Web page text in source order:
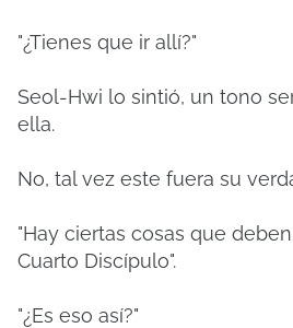
"¿Tienes que ir allí?"
Seol-Hwi lo sintió, un tono
ella.
No, tal vez este fuera su
"Hay ciertas cosas que
Cuarto Discípulo".
"¿Es eso así?"